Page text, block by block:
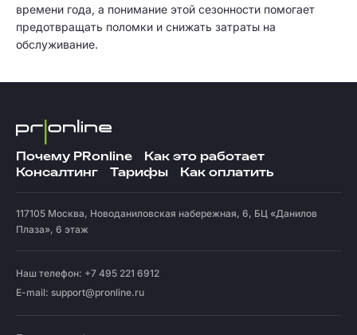
времени года, а понимание этой сезонности помогает
предотвращать поломки и снижать затраты на
обслуживание.
Почему PRonline
Как это работает
Консалтинг
Тарифы Как оплатить
117105 Москва, Новоданиловская набережная, 6, БЦ «Данилов
Плаза», 6 этаж
Наш телефон: +7 495 221 6912
E-mail: support@pronline.ru